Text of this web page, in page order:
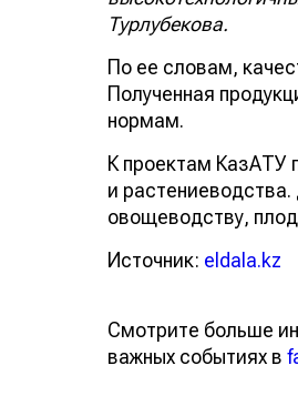
Турлубекова.
По ее словам,
Полученная
нормам.
К проектам КазАТУ
и
овощеводству,
Источник: eldala.kz
Смотрите больше
важных событиях в